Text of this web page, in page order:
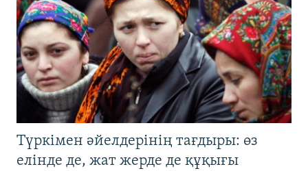
Түркімен әйелдерінің тағдыры: өз
елінде де, жат жерде де құқығы